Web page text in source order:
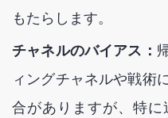
もたらします。
チャネルのバイアス：
ィングチャネルや戦術
合がありますが、特